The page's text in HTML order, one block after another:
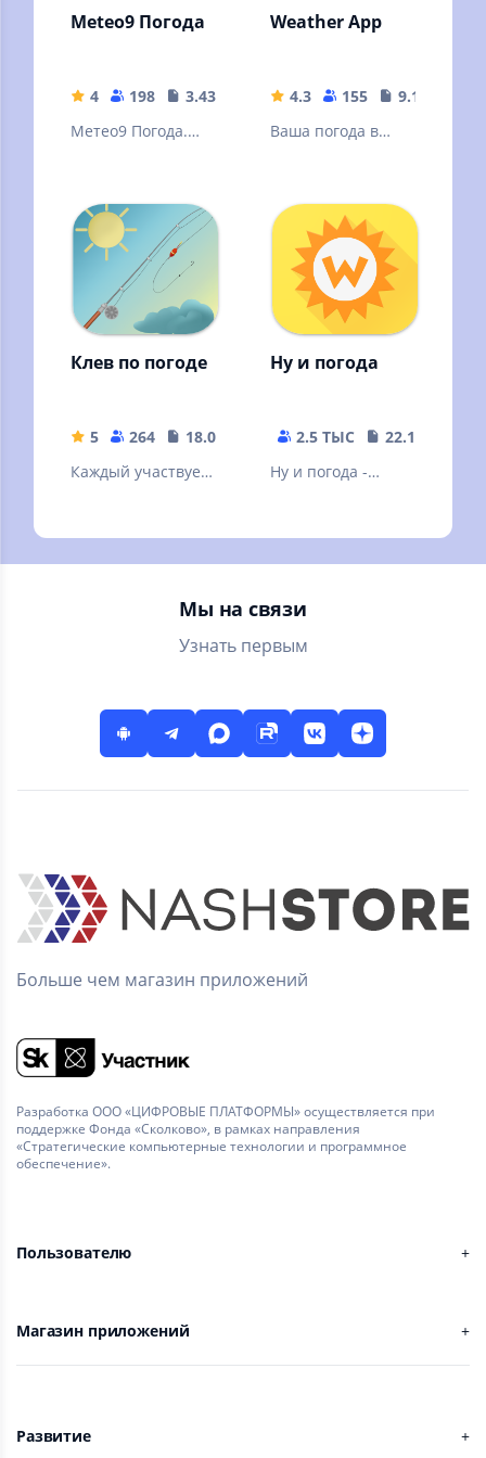
Meteo9 Погода
4 198
3.43 MB
Метео9 Погода.
мире.
Weather App
4.3 155
9.15 MB
Ваша погода в
Клев по погоде
5 264
18.08 MB
Каждый участвует
клюет рыба
Ну и погода
2.5 ТЫС
22.11 MB
Ну и погода -
Мы на связи
Узнать первым
Больше чем магазин приложений
Разработка ООО «ЦИФРОВЫЕ ПЛАТФОРМЫ» осуществляется при
поддержке Фонда «Сколково», в рамках направления
«Стратегические компьютерные технологии и программное
обеспечение».
Пользователю
Магазин приложений
Развитие